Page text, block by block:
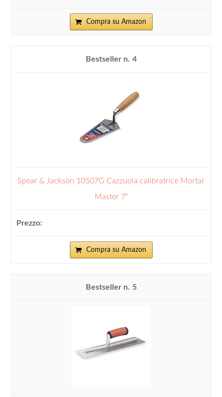
Compra su Amazon
4
Spear & Jackson 10507G Cazzuola calibratrice Mortar
Master 7"
Compra su Amazon
5